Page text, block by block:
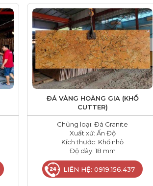
ĐÁ VÀNG HOÀNG GIA (KHỔ
CUTTER)
Chủng loại: Đá Granite
Xuất xứ: Ấn Độ
Kích thước: Khổ nhỏ
Độ dày: 18 mm
LIÊN HỆ: 0919.156.437